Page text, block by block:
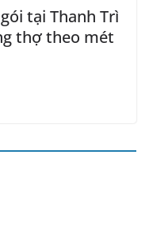
tại Thanh Trì
thợ theo mét